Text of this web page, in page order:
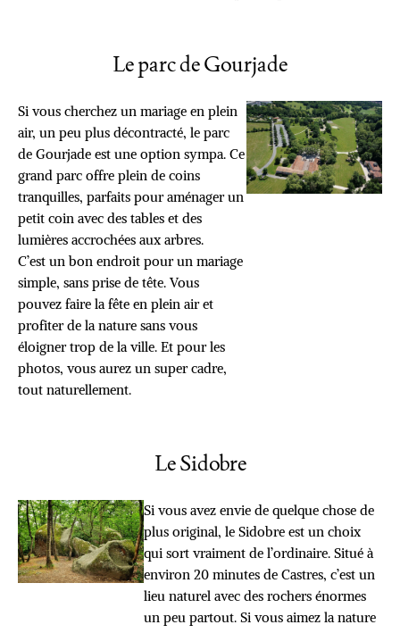
Le parc de Gourjade
Si vous cherchez un mariage en plein
air, un peu plus décontracté, le parc
de Gourjade est une option sympa. Ce
grand parc offre plein de coins
tranquilles, parfaits pour aménager un
petit coin avec des tables et des
lumières accrochées aux arbres.
C’est un bon endroit pour un mariage
simple, sans prise de tête. Vous
pouvez faire la fête en plein air et
profiter de la nature sans vous
éloigner trop de la ville. Et pour les
photos, vous aurez un super cadre,
tout naturellement.
Le Sidobre
Si vous avez envie de quelque chose de
plus original, le Sidobre est un choix
qui sort vraiment de l’ordinaire. Situé à
environ 20 minutes de Castres, c’est un
lieu naturel avec des rochers énormes
un peu partout. Si vous aimez la nature